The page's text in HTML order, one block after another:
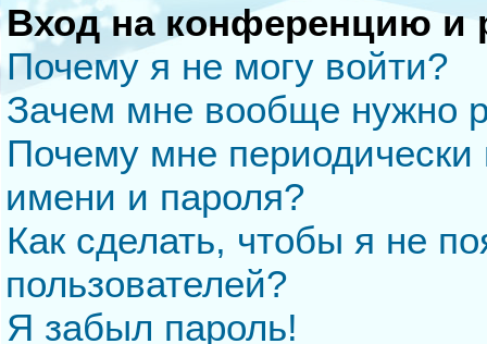
Вход на конференцию и
Почему я не могу войти?
Зачем мне вообще нужно
Почему мне периодически
имени и пароля?
Как сделать, чтобы я не
пользователей?
Я забыл пароль!